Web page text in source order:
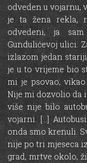
odveden u vojarnu,
je ta žena rekla,
odvedeni, ja
Gundulićevoj ulici.
izlazom jedan
je u to vrijeme bio
mi je psovao,
Nije mi dozvolio da
više nije bilo
vojarni. […]
onda smo krenuli.
nije po tri mjeseca
grad, mrtve okolo,